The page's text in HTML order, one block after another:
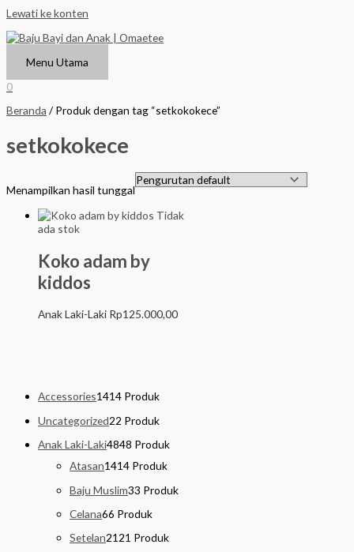
Lewati ke konten
Menu Utama
0
Accessories1414 Produk
Uncategorized22 Produk
Anak Laki-Laki4848 Produk
Atasan1414 Produk
Baju Muslim33 Produk
Celana66 Produk
Setelan21 21 Produk
Beranda / Produk dengan tag “setkokokece”
setkokokece
Menampilkan hasil tunggal
Tidak
ada stok
Koko adam by
kiddos
Anak Laki-Laki Rp125.000,00